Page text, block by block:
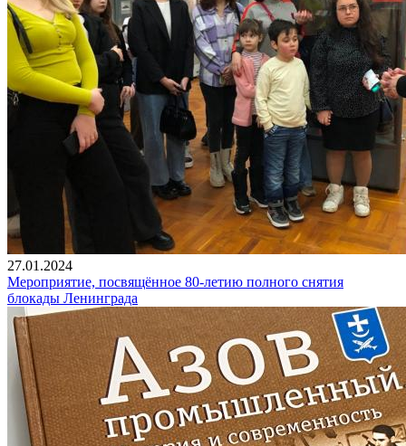
27.01.2024
Мероприятие, посвящённое 80-летию полного снятия
блокады Ленинграда